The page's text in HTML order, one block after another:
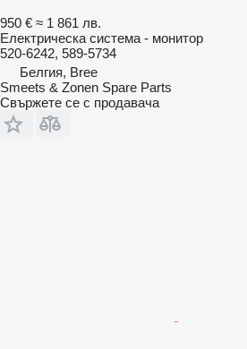
950 € ≈ 1 861 лв.
Електрическа система - монитор
520-6242, 589-5734
Белгия, Bree
Smeets & Zonen Spare Parts
Свържете се с продавача